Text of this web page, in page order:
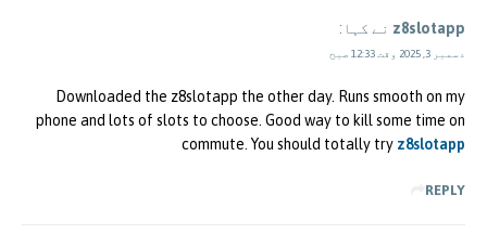
z8slotapp نے کہا:
دسمبر 3, 2025 وقت 12:33 صبح
Downloaded the z8slotapp the other day. Runs smooth on my
phone and lots of slots to choose. Good way to kill some time on
commute. You should totally try z8slotapp
REPLY